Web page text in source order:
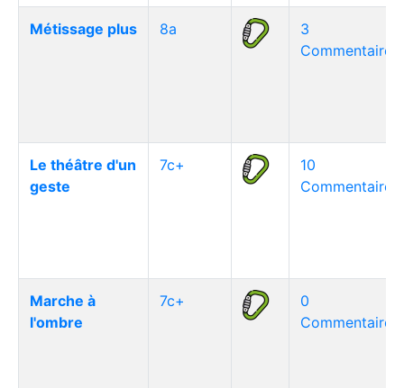
Métissage plus 8a
3
Le théâtre d'un
geste
7c+
10
Marche à
l'ombre
7c+
0